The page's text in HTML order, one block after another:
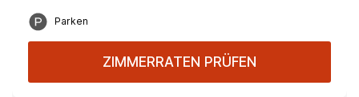
Parken
ZIMMERRATEN PRÜFEN